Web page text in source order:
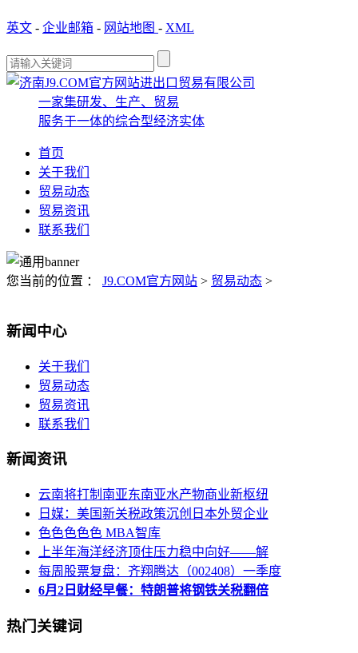
英文 - 企业邮箱 - 网站地图 - XML
一家集研发、生产、贸易
服务于一体的综合型经济实体
首页
关于我们
贸易动态
贸易资讯
联系我们
您当前的位置 ： J9.COM官方网站 > 贸易动态 >
新闻中心
关于我们
贸易动态
贸易资讯
联系我们
新闻资讯
云南将打制南亚东南亚水产物商业新枢纽
日媒：美国新关税政策沉创日本外贸企业
色色色色色 MBA智库
上半年海洋经济顶住压力稳中向好——解
每周股票复盘：齐翔腾达（002408）一季度
6月2日财经早餐：特朗普将钢铁关税翻倍
热门关键词